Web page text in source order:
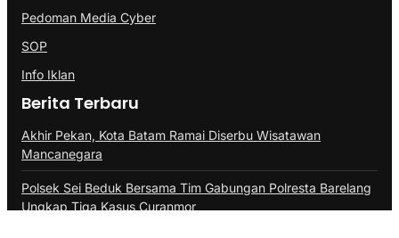
Pedoman Media Cyber
SOP
Info Iklan
Berita Terbaru
Akhir Pekan, Kota Batam Ramai Diserbu Wisatawan
Mancanegara
Polsek Sei Beduk Bersama Tim Gabungan Polresta Barelang
Ungkap Tiga Kasus Curanmor